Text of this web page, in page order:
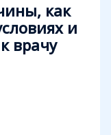
как
и
врачу